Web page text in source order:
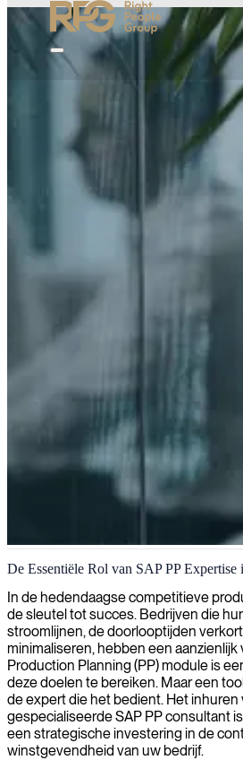
SAP productieplanningsexpertise
Wij leveren gespecialiseerde SAP PP
productieplanning workflows te
efficiëntie te verbeteren.
De Essentiële Rol van SAP PP
In de hedendaagse competitieve
de sleutel tot succes. Bedrijven die
stroomlijnen, de doorlooptijden
minimaliseren, hebben een aanzienlijk
Production Planning (PP) module is
deze doelen te bereiken. Maar een
de expert die het bedient. Het inhuren
gespecialiseerde SAP PP consultant
een strategische investering in de
winstgevendheid van uw bedrijf.